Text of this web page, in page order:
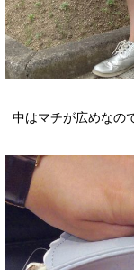
中はマチが広めなの